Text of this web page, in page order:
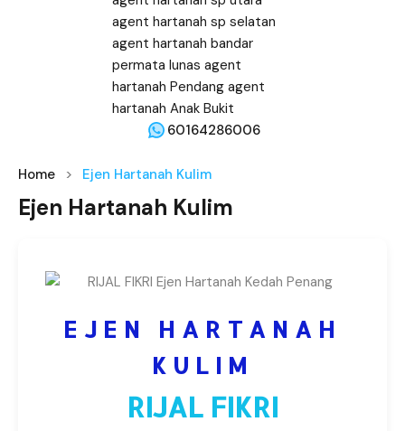
60164286006
Home Ejen Hartanah Kulim
Ejen Hartanah Kulim
EJEN HARTANAH
KULIM
RIJAL FIKRI